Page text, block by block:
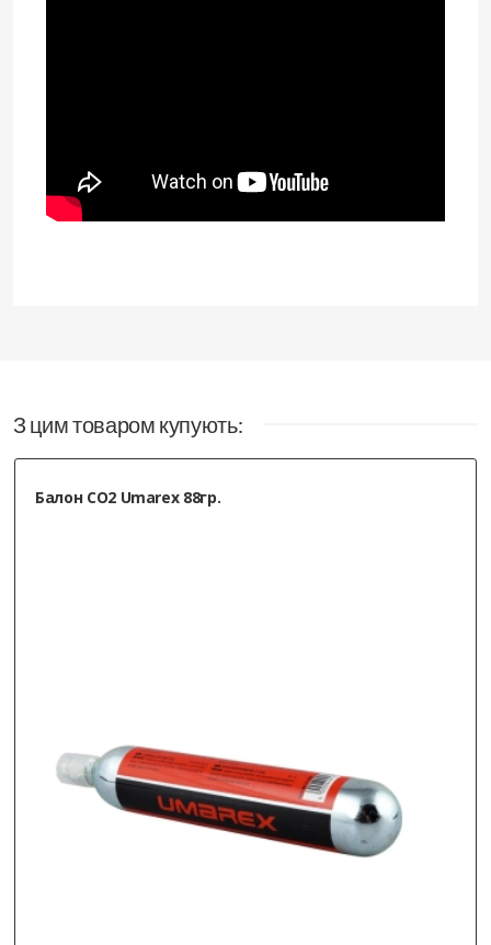
З цим товаром купують:
Балон СО2 Umarex 88гр.